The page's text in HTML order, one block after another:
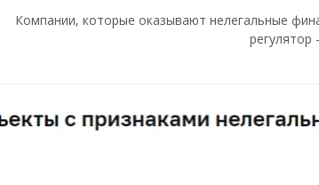
Компании, которые оказывают нелегальные